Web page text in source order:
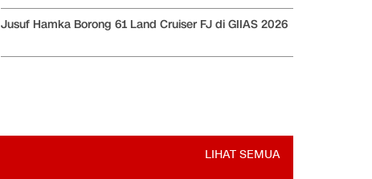
Jusuf Hamka Borong 61 Land Cruiser FJ di GIIAS 2026
LIHAT SEMUA